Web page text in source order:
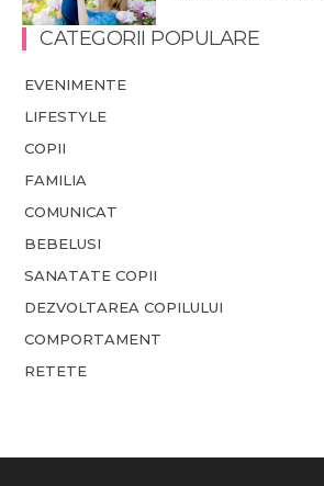
CATEGORII POPULARE
EVENIMENTE
LIFESTYLE
COPII
FAMILIA
COMUNICAT
BEBELUSI
SANATATE COPII
DEZVOLTAREA COPILULUI
COMPORTAMENT
RETETE